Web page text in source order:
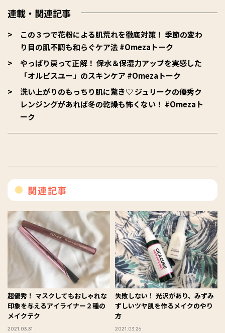
連載・関連記事
この３つで花粉による肌荒れを徹底対策！ 季節の変わ
り目の肌不調も和らぐケア法 #Omezaトーク
やっぱり戻って正解！ 保水＆保湿力アップを実感した
「オルビスユー」のスキンケア #Omezaトーク
洗い上がりのもっちり肌に驚き♡ ジュリークの優秀ク
レンジングがあれば冬の乾燥も怖くない！ #Omezaト
ーク
関連記事
超優秀！ マスクしてもおしゃれな
印象を与えるアイライナー２種の
メイクテク
2021.03.31
失敗しない！ 光沢があり、みずみ
ずしいツヤ肌を作るメイクのやり
方
2021.03.26